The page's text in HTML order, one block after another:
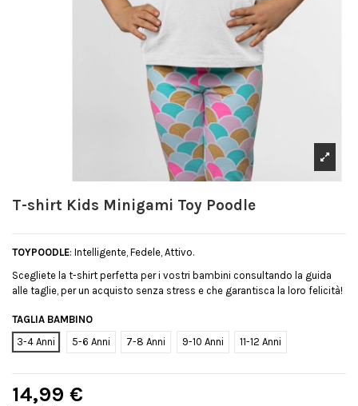
T-shirt Kids Minigami Toy Poodle
TOYPOODLE: Intelligente, Fedele, Attivo.
Scegliete la t-shirt perfetta per i vostri bambini consultando la guida
alle taglie, per un acquisto senza stress e che garantisca la loro felicità!
TAGLIA BAMBINO
3-4 Anni
5-6 Anni 7-8 Anni 9-10 Anni 11-12 Anni
14,99 €